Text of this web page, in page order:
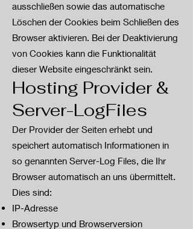
ausschließen sowie das automatische
Löschen der Cookies beim Schließen des
Browser aktivieren. Bei der Deaktivierung
von Cookies kann die Funktionalität
dieser Website eingeschränkt sein.
Hosting Provider &
Server-LogFiles
Der Provider der Seiten erhebt und
speichert automatisch Informationen in
so genannten Server-Log Files, die Ihr
Browser automatisch an uns übermittelt.
Dies sind:
IP-Adresse
Browsertyp und Browserversion